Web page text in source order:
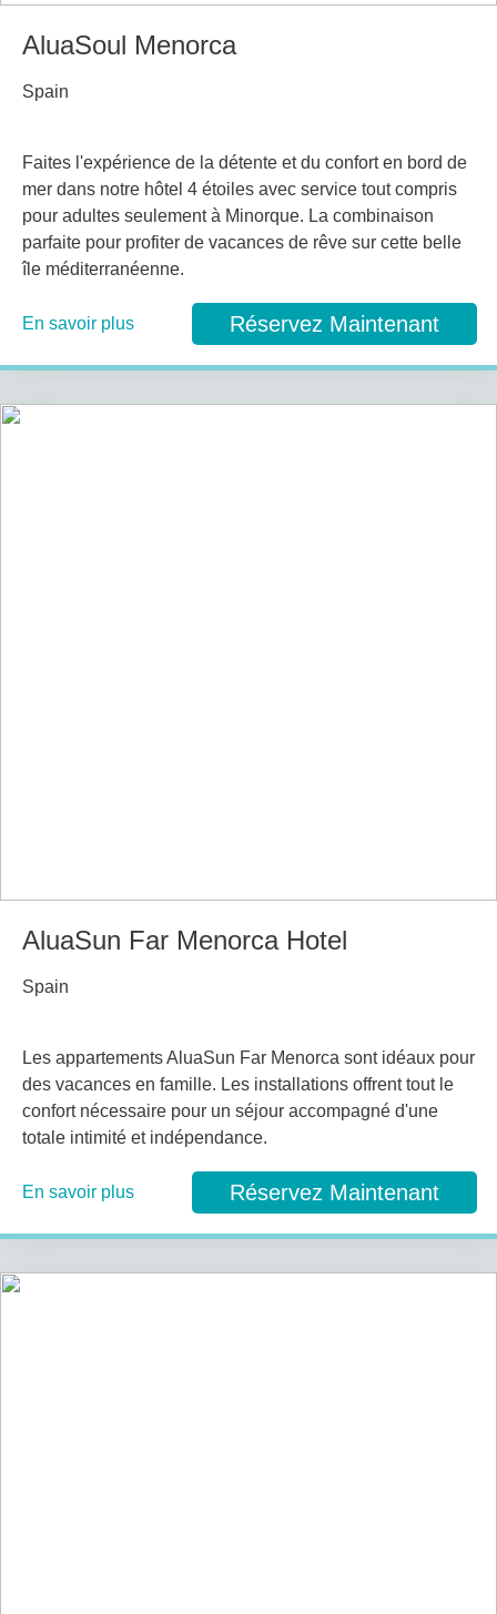
AluaSoul Menorca
Spain
Faites l'expérience de la détente et du confort en bord de
mer dans notre hôtel 4 étoiles avec service tout compris
pour adultes seulement à Minorque. La combinaison
parfaite pour profiter de vacances de rêve sur cette belle
île méditerranéenne.
En savoir plus Réservez Maintenant
AluaSun Far Menorca Hotel
Spain
Les appartements AluaSun Far Menorca sont idéaux pour
des vacances en famille. Les installations offrent tout le
confort nécessaire pour un séjour accompagné d'une
totale intimité et indépendance.
En savoir plus Réservez Maintenant